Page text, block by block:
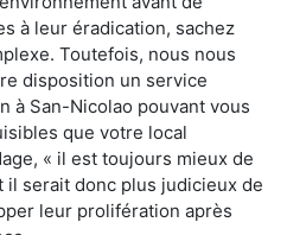
à leur éradication, sachez
Toutefois, nous nous
disposition un service
à San-Nicolao pouvant vous
que votre local
« il est toujours mieux de
serait donc plus judicieux de
leur prolifération après